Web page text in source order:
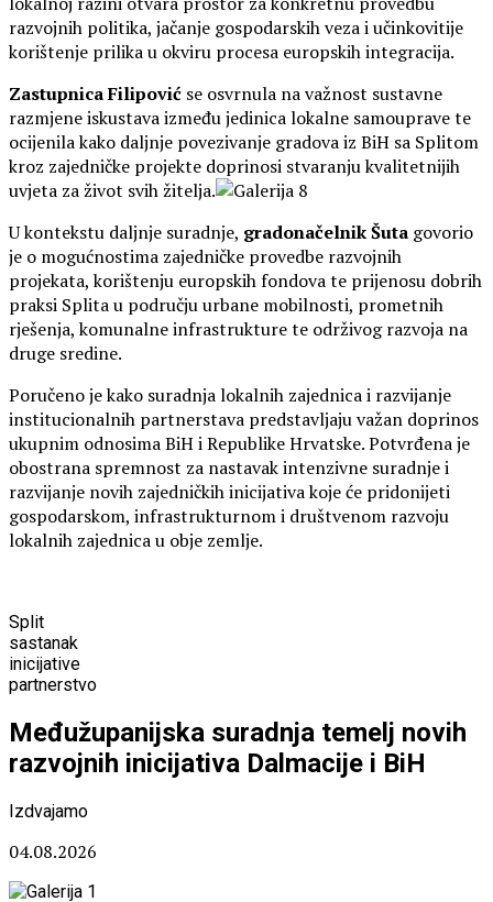
razvojnih politika, jačanje gospodarskih veza i učinkovitije
korištenje prilika u okviru procesa europskih integracija.
Zastupnica Filipović se osvrnula na važnost sustavne
razmjene iskustava između jedinica lokalne samouprave te
ocijenila kako daljnje povezivanje gradova iz BiH sa Splitom
kroz zajedničke projekte doprinosi stvaranju kvalitetnijih
uvjeta za život svih žitelja.
U kontekstu daljnje suradnje, gradonačelnik Šuta govorio
je o mogućnostima zajedničke provedbe razvojnih
projekata, korištenju europskih fondova te prijenosu dobrih
praksi Splita u području urbane mobilnosti, prometnih
rješenja, komunalne infrastrukture te održivog razvoja na
druge sredine.
Poručeno je kako suradnja lokalnih zajednica i razvijanje
institucionalnih partnerstava predstavljaju važan doprinos
ukupnim odnosima BiH i Republike Hrvatske. Potvrđena je
obostrana spremnost za nastavak intenzivne suradnje i
razvijanje novih zajedničkih inicijativa koje će pridonijeti
gospodarskom, infrastrukturnom i društvenom razvoju
lokalnih zajednica u obje zemlje.
Split
sastanak
inicijative
partnerstvo
Međužupanijska suradnja temelj novih
razvojnih inicijativa Dalmacije i BiH
Izdvajamo
04.08.2026